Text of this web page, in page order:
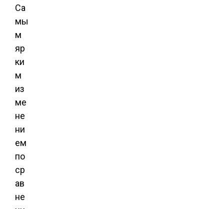
Са
мы
м
яр
ки
м
из
ме
не
ни
ем
по
ср
ав
не